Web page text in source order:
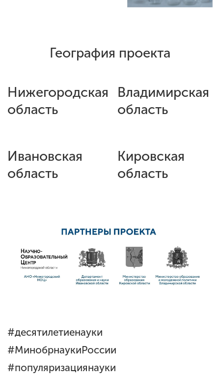
География проекта
Нижегородская
область
Владимирская
область
Ивановская
область
Кировская
область
#десятилетиенауки
#МинобрнаукиРоссии
#популяризациянауки